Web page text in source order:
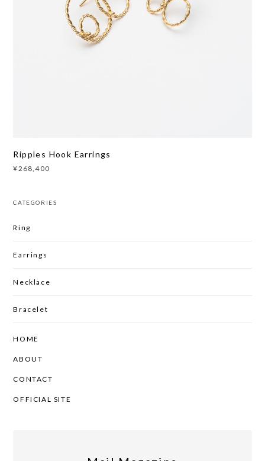
Ripples Hook Earrings
¥268,400
CATEGORIES
Ring
Earrings
Necklace
Bracelet
HOME
ABOUT
CONTACT
OFFICIAL SITE